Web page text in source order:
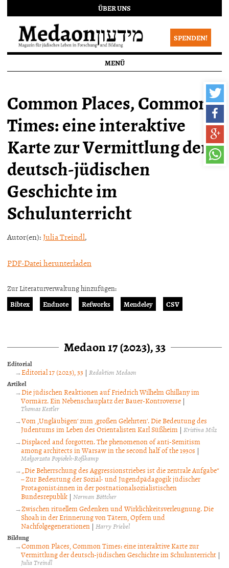
ÜBER UNS
SPENDEN!
MENÜ
Common Places, Common
Times: eine interaktive
Karte zur Vermittlung der
deutsch-jüdischen
Geschichte im
Schulunterricht
Autor(en):Julia Treindl,
PDF-Datei herunterladen
Zur Literaturverwaltung hinzufügen:
Bibtex
Endnote Refworks Mendeley CSV
Medaon 17 (2023), 33
Editorial
Editorial 17 (2023), 33 |Redaktion Medaon
Artikel
Die jüdischen Reaktionen auf Friedrich Wilhelm Ghillany im
Vormärz. Ein Nebenschauplatz der Bauer-Kontroverse |
Thomas Kestler
Vom ‚Ungläubigen‘ zum ‚großen Gelehrten‘. Die Bedeutung des
Judentums im Leben des Orientalisten Karl Süßheim | Kristina Milz
Displaced and forgotten. The phenomenon of anti-Semitism
among architects in Warsaw in the second half of the 1930s |
Małgorzata Popiołek-Roßkamp
„Die Beherrschung des Aggressionstriebes ist die zentrale Aufgabe“
– Zur Bedeutung der Sozial- und Jugendpädagogik jüdischer
Protagonist:innen in der postnationalsozialistischen
Bundesrepublik | Norman Böttcher
Zwischen rituellem Gedenken und Wirklichkeitsverleugnung. Die
Shoah in der Erinnerung von Tätern, Opfern und
Nachfolgegenerationen | Harry Friebel
Bildung
Common Places, Common Times: eine interaktive Karte zur
Vermittlung der deutsch-jüdischen Geschichte im Schulunterricht |
Julia Treindl